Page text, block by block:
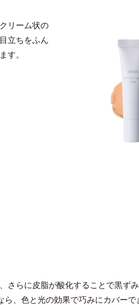
リーム状の
立ちをふん
す。
さらに皮脂が酸化することで黒ず
、色と光の効果で巧みにカバー